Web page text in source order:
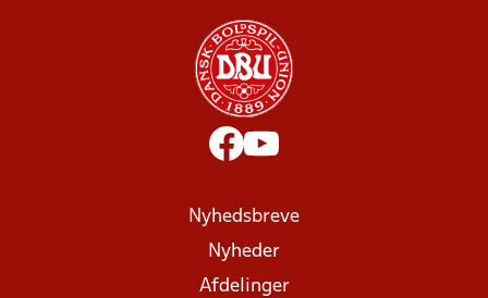
Nyhedsbreve
Nyheder
Afdelinger